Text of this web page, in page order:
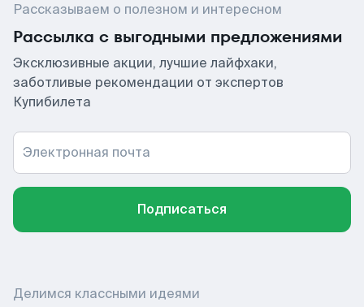
Рассказываем о полезном и интересном
Рассылка с выгодными предложениями
Эксклюзивные акции, лучшие лайфхаки,
заботливые рекомендации от экспертов
Купибилета
Электронная почта
Подписаться
Делимся классными идеями